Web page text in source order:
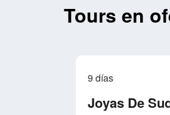
reservar, saldo a 30-60
Tours en
9 días
Joyas De